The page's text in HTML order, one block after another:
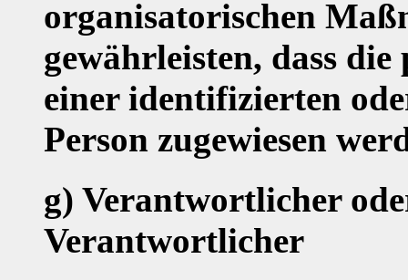
organisatorischen
gewährleisten, dass
einer identifizierten
Person zugewiesen
g) Verantwortlicher
Verantwortlicher